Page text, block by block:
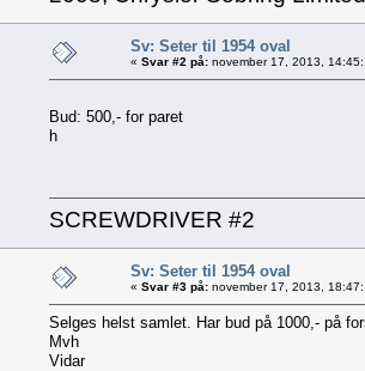
Sv: Seter til 1954 oval
« Svar #2 på: november 17, 2013,
Bud: 500,- for paret
h
SCREWDRIVER #2
Sv: Seter til 1954 oval
« Svar #3 på: november 17, 2013,
Selges helst samlet. Har bud på 1000,- på
Mvh
Vidar